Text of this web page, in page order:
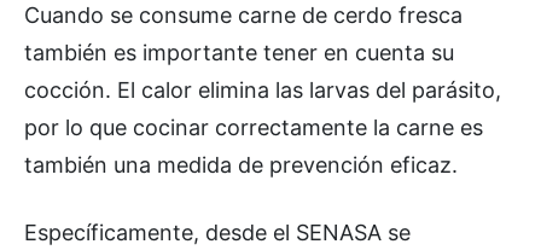
Cuando se consume carne de cerdo fresca
también es importante tener en cuenta su
cocción. El calor elimina las larvas del parásito,
por lo que cocinar correctamente la carne es
también una medida de prevención eficaz.
Específicamente, desde el SENASA se